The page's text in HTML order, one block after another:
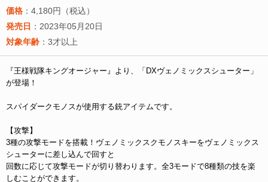
価格 ：4,180円（税込）
発売日 ：2023年05月20日
対象年齢 ：3才以上
『王様戦隊キングオージャー』より、「DXヴェノミックスシューター」
が登場！
スパイダークモノスが使用する銃アイテムです。
【攻撃】
3種の攻撃モードを搭載！ヴェノミックスクモノスキーをヴェノミックス
シューターに差し込んで回すと
回数に応じて攻撃モードが切り替わります。全3モードで8種類の技を楽
しむことができます。